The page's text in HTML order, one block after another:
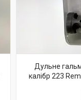
Дульне
калібр 223